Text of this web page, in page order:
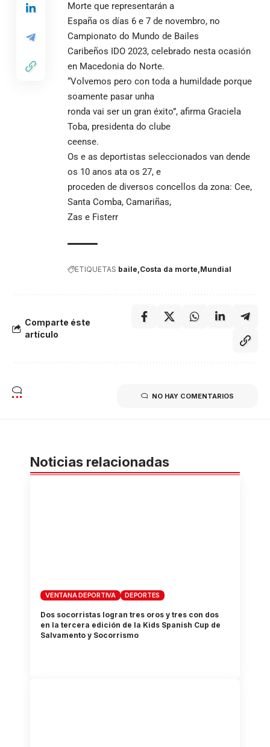
Morte que representarán a
España os días 6 e 7 de novembro, no
Campionato do Mundo de Bailes
Caribeños IDO 2023, celebrado nesta ocasión
en Macedonia do Norte.
“Volvemos pero con toda a humildade porque
soamente pasar unha
ronda vai ser un gran éxito”, afirma Graciela
Toba, presidenta do clube
ceense.
Os e as deportistas seleccionados van dende
os 10 anos ata os 27, e
proceden de diversos concellos da zona: Cee,
Santa Comba, Camariñas,
Zas e Fisterr
ETIQUETAS baile Costa da morte Mundial
Comparte éste
artículo
NO HAY COMENTARIOS
Noticias relacionadas
VENTANA DEPORTIVA DEPORTES
Dos socorristas logran tres oros y tres con dos
en la tercera edición de la Kids Spanish Cup de
Salvamento y Socorrismo